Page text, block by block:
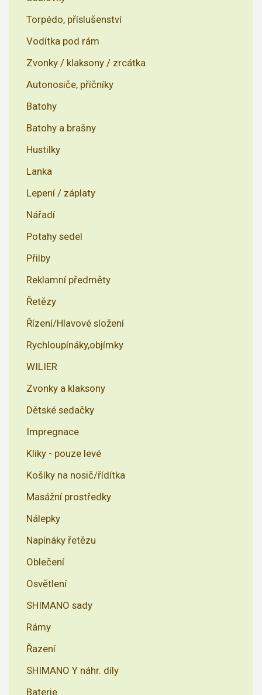
Torpédo, příslušenství
Vodítka pod rám
Zvonky / klaksony / zrcátka
Autonosiče, příčníky
Batohy
Batohy a brašny
Hustilky
Lanka
Lepení / záplaty
Nářadí
Potahy sedel
Přilby
Reklamní předměty
Řetězy
Řízení/Hlavové složení
Rychloupínáky,objímky
WILIER
Zvonky a klaksony
Dětské sedačky
Impregnace
Kliky - pouze levé
Košíky na nosič/řídítka
Masážní prostředky
Nálepky
Napínáky řetězu
Oblečení
Osvětlení
SHIMANO sady
Rámy
Řazení
SHIMANO Y náhr. díly
Baterie